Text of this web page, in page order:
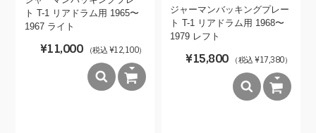
ト T-1 リアドラム用 1965〜
1967 ライト
¥11,000 （税込 ¥12,100）
ジャーマンバッキングプレー
ト T-1 リアドラム用 1968〜
1979 レフト
¥15,800 （税込 ¥17,380）